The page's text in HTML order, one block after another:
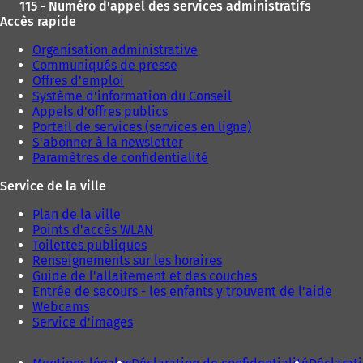
115 - Numéro d'appel des services administratifs
Accès rapide
Organisation administrative
Communiqués de presse
Offres d'emploi
Système d'information du Conseil
Appels d'offres publics
Portail de services (services en ligne)
S'abonner à la newsletter
Paramètres de confidentialité
Service de la ville
Plan de la ville
Points d'accès WLAN
Toilettes publiques
Renseignements sur les horaires
Guide de l'allaitement et des couches
Entrée de secours - les enfants y trouvent de l'aide
Webcams
Service d'images